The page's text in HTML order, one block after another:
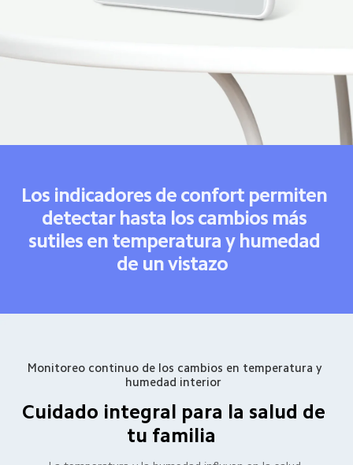
Los indicadores de confort permiten
detectar hasta los cambios más
sutiles en temperatura y humedad
de un vistazo
Monitoreo continuo de los cambios en temperatura y
humedad interior
Cuidado integral para la salud de
tu familia